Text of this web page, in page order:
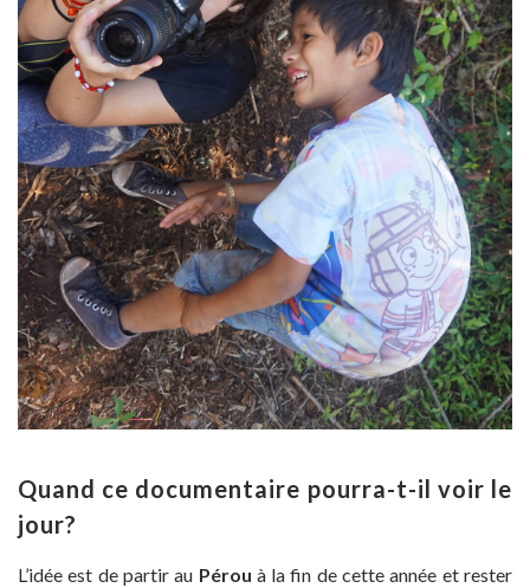
Quand ce documentaire pourra-t-il voir le
jour?
L’idée est de partir au Pérou à la fin de cette année et rester